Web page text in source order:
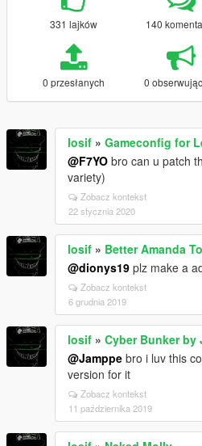
331 lajków 140
0 przesłanych 0
losif » Gameconfig for
@F7YO bro can u patch
variety)
Zobacz kontekst
22 stycznia 2020
losif » Better Amanda
@dionys19 plz make a
Zobacz kontekst
6 grudnia 2019
losif » Cyber Bunker by
@Jamppe bro i luv this
version for it
Zobacz kontekst
11 października 2019